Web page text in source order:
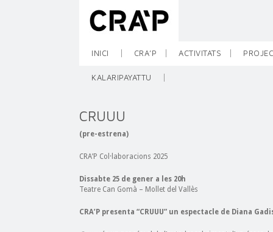
INICI CRA’P ACTIVITATS
KALARIPAYATTU
CRUUU
(pre-estrena)
CRA’P Col·laboracions 2025
Dissabte 25 de gener a les 20h
Teatre Can Gomà – Mollet del Vallès
CRA’P presenta “CRUUU” un espectacle de Diana